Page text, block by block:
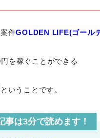
件GOLDEN LIFE(ゴール
を稼ぐことができる
いうことです。
事は3分で読めます！